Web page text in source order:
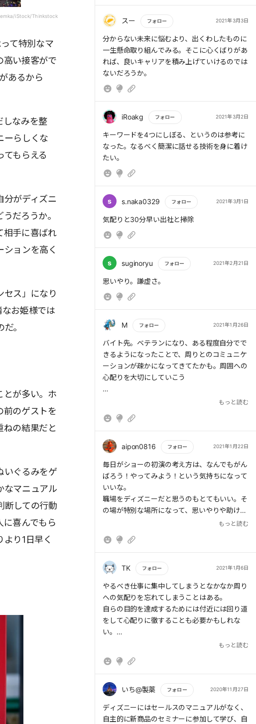
iStock/Thinkstock
て特別なマ
高い接客がで
あるから
しなみを整
ーらしくな
もらえる
分がディズニ
だろうか。
相手に喜ばれ
ョンを高く
セス」になり
お姫様では
。
とが多い。ホ
前のゲストを
の結果だと
いぐるみをゲ
なマニュアル
断しての行動
に喜んでもら
り1日早く
ピーになる
- 「キャスト＝自分」「ゲスト＝周り」と考
え、壁を作らず接する
- ちょっとした声かけや笑顔が相手の心を動か
す
ス」的思考で挑む
---
## 5. 重要な概念
- **ディズニーキャスト**：ゲストを喜ばせる
工夫を絶えず考えるスタッフ
- **VIP扱い**：誰に対しても壁を作らない姿
- **ホスピタリティ**：相手が快適に過ごせる
よう先回りして動く心くばり
- **ストーリーテリング**：物語を活かして空
★ディズニー、どうすれば相手に喜んでもらえ
るか。この一点を突き詰めた結果、あのような
特別な空間が形成されると言えるだろう。
★一つ一つの行動の根底に流れる相手への思い
やりを感じとれたならば、より豊かな毎日が待
っていることだろう。
★ディズニーのキャストがゲストに接するよう
に、周りの人を喜ばせ、感動させるにはどうす
ればよいかを考えて行動するとよい。
★「毎日がショーの初演」と考えて仕事に取り
意識するだけでも相手への印象は変わる。職場
接すると、人間関係がよくなる。
て扱う」という基本原則がある
★誰に対しても心に壁を作らず接する。そして
ゲストの前では身だしなみを整え、自分の行動
や発言がどう映るかを常に意識する。
★職場をディズニーととらえ、自分がディズニ
ーのキャスト、仲間がゲストというように考え
て接してみてはどうだろうか。感謝の気持ちを
て相手に喜ばれることを自分の糧にする。そう
すれば、より前向きに、モチベーションを高く
保って仕事に取り組めるはずだ。
★苦しいときや苦手な人がいるときは「ディズ
ニーのプリンセス」になりきってみよう。ディ
ズニーのプリンセスは、ただおとなしく可憐な
お姫様ではない。自分磨きを惜しまない、しな
りが「どうしたら目の前のゲストを喜ばせるこ
とができるだろうか」と、真剣に考えたことの
積み重ねの結果だといえる。
★職場の人に喜んでもらえるにはどうしたらよ
いか想像し、依頼された仕事を、締め切りより
1日早く仕上げるなど、相手の期待を超える行
スー フォロー 2021年3月3日
もっと読む
分からない未来に悩むより、出くわしたものに
一生懸命取り組んでみる。そこに心くばりがあ
れば、良いキャリアを積み上げていけるのでは
ないだろうか。
iRoakg フォロー 2021年3月2日
もっと読む
キーワードを4つにしぼる、というのは参考に
なった。なるべく簡潔に話せる技術を身に着け
たい。
s s.naka0329 フォロー 2021年3月1日
もっと読む
気配りと30分早い出社と掃除
s suginoryu フォロー 2021年2月21日
もっと読む
思いやり。謙虚さ。
M フォロー 2021年1月26日
もっと読む
バイト先。ベテランになり、ある程度自分でで
きるようになったことで、周りとのコミュニケ
ーションが疎かになってきてたかも。周囲への
心配りを大切にしていこう
②仲間の仕事を率先して手伝い、ねぎらう
低い声 説得力や信頼感
Yes,but話法
「できません」ではなく、「～ならできます」
苦手な相手には、あえて頼ってみる
行動を変えることで心が整っていくことは多い
仲間の仕事を率先して手伝い、ねぎらう
好奇心を持ち、１週間に1度何か新しいことを
もっと読む
aipon0816 フォロー 2021年1月22日
もっと読む
毎日がショーの初演の考え方は、なんでもがん
ばろう！やってみよう！という気持ちになって
いいな。
職場をディズニーだと思うのもとてもいい。そ
の場が特別な場所になって、思いやりや助けよ
もっと読む
TK フォロー 2021年1月6日
もっと読む
やるべき仕事に集中してしまうとなかなか周り
への気配りを忘れてしまうことはある。
自らの目的を達成するためには付近には回り道
をして心配りに徹することも必要かもしれな
い。
やりがい搾取にならないように地球はちゃんと
もっと読む
いち@製薬 フォロー 2020年11月27日
もっと読む
ディズニーにはセールスのマニュアルがなく、
自主的に新商品のセミナーに参加して学び、自